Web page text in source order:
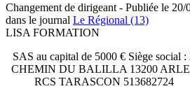
Changement de dirigeant - Publiée le 20/
dans le journal Le Régional (13)
LISA FORMATION
SAS au capital de 5000 € Siège social :
CHEMIN DU BALILLA 13200
RCS TARASCON 513682724